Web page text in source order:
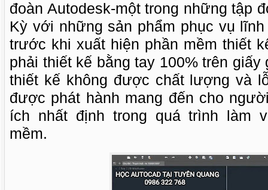
đoàn Autodesk-một trong những tập
Kỳ với những sản phẩm phục vụ
trước khi xuất hiện phần mềm thiết
phải thiết kế bằng tay 100% trên giấy
thiết kế không được chất lượng và
được phát hành mang đến cho
ích nhất định trong quá trình làm
mềm.